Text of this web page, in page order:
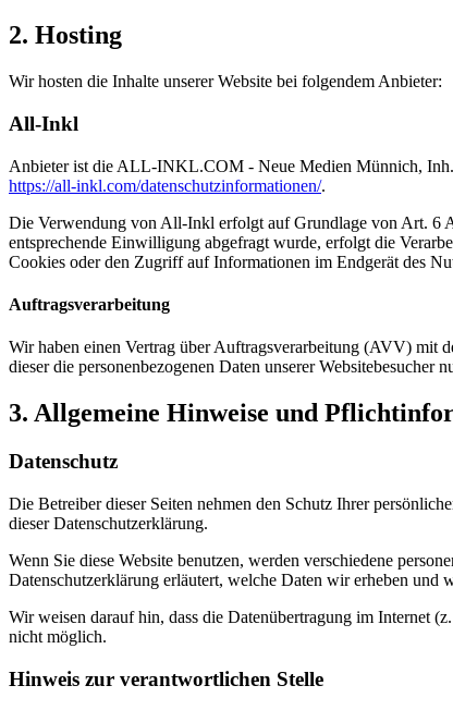
2. Hosting
Wir hosten die Inhalte unserer Website bei folgendem Anbieter:
All-Inkl
Anbieter ist die ALL-INKL.COM - Neue Medien Münnich,
https://all-inkl.com/datenschutzinformationen/.
Die Verwendung von All-Inkl erfolgt auf Grundlage von Art. 6
entsprechende Einwilligung abgefragt wurde, erfolgt die
Cookies oder den Zugriff auf Informationen im Endgerät des
Auftragsverarbeitung
Wir haben einen Vertrag über Auftragsverarbeitung (AVV) mit
dieser die personenbezogenen Daten unserer
3. Allgemeine Hinweise und
Datenschutz
Die Betreiber dieser Seiten nehmen den Schutz Ihrer
dieser Datenschutzerklärung.
Wenn Sie diese Website benutzen, werden verschiedene
Datenschutzerklärung erläutert, welche Daten wir erheben
Wir weisen darauf hin, dass die Datenübertragung im Internet
nicht möglich.
Hinweis zur verantwortlichen Stelle